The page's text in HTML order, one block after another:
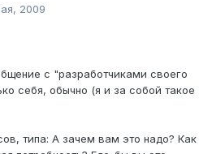
2009
с "разработчиками своего
себя, обычно (я и за собой такое
типа: А зачем вам это надо? Как